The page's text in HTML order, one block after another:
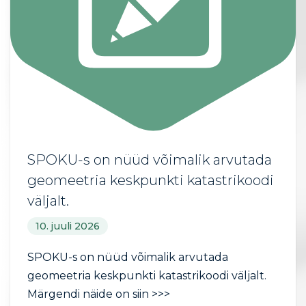
SPOKU-s on nüüd võimalik arvutada
geomeetria keskpunkti katastrikoodi
väljalt.
10. juuli 2026
SPOKU-s on nüüd võimalik arvutada
geomeetria keskpunkti katastrikoodi väljalt.
Märgendi näide on siin >>>